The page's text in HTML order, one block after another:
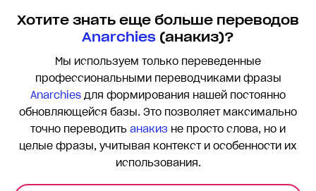
Хотите знать еще больше переводов
Anarchies (анакиз)?
Мы используем только переведенные
профессиональными переводчиками фразы
Anarchies для формирования нашей постоянно
обновляющейся базы. Это позволяет максимально
точно переводить анакиз не просто слова, но и
целые фразы, учитывая контекст и особенности их
использования.